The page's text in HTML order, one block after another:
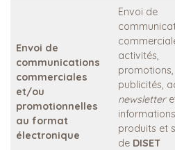
Envoi de
communications
commerciales
et/ou
promotionnelles
au format
électronique
Envoi de
activités,
promotions,
publicités,
newsletter
produits et
de DISET